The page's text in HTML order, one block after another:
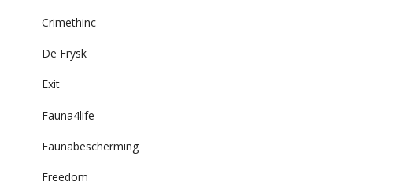
Crimethinc
De Frysk
Exit
Fauna4life
Faunabescherming
Freedom